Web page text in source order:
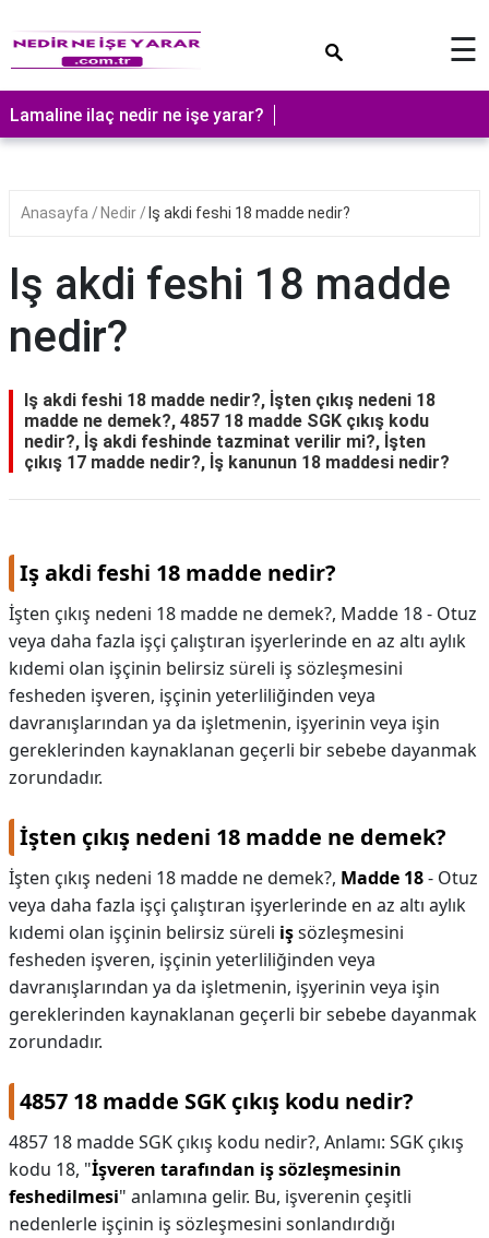
☰
Lamaline ilaç nedir ne işe yarar?
Anasayfa Nedir Iş akdi feshi 18 madde nedir?
Iş akdi feshi 18 madde
nedir?
Iş akdi feshi 18 madde nedir?, İşten çıkış nedeni 18
madde ne demek?, 4857 18 madde SGK çıkış kodu
nedir?, İş akdi feshinde tazminat verilir mi?, İşten
çıkış 17 madde nedir?, İş kanunun 18 maddesi nedir?
Iş akdi feshi 18 madde nedir?
İşten çıkış nedeni 18 madde ne demek?, Madde 18 - Otuz
veya daha fazla işçi çalıştıran işyerlerinde en az altı aylık
kıdemi olan işçinin belirsiz süreli iş sözleşmesini
fesheden işveren, işçinin yeterliliğinden veya
davranışlarından ya da işletmenin, işyerinin veya işin
gereklerinden kaynaklanan geçerli bir sebebe dayanmak
zorundadır.
İşten çıkış nedeni 18 madde ne demek?
İşten çıkış nedeni 18 madde ne demek?, Madde 18- Otuz
veya daha fazla işçi çalıştıran işyerlerinde en az altı aylık
kıdemi olan işçinin belirsiz süreli işsözleşmesini
fesheden işveren, işçinin yeterliliğinden veya
davranışlarından ya da işletmenin, işyerinin veya işin
gereklerinden kaynaklanan geçerli bir sebebe dayanmak
zorundadır.
4857 18 madde SGK çıkış kodu nedir?
4857 18 madde SGK çıkış kodu nedir?, Anlamı: SGK çıkış
kodu 18, "İşveren tarafından iş sözleşmesinin
feshedilmesi" anlamına gelir. Bu, işverenin çeşitli
nedenlerle işçinin iş sözleşmesini sonlandırdığı